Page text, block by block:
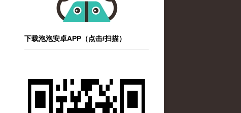
下载泡泡安卓APP（点击/扫描）